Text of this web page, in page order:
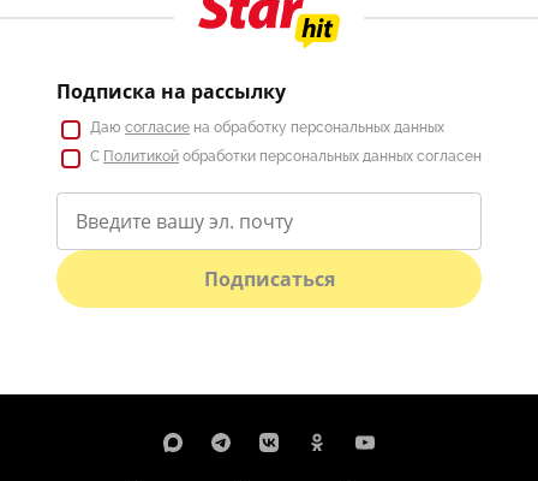
Подписка на рассылку
Даю согласие на обработку персональных данных
С Политикой обработки персональных данных согласен
Подписаться